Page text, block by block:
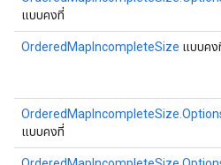
แบบคงที่
OrderedMapIncompleteSize แบบคง
แบบคงที่